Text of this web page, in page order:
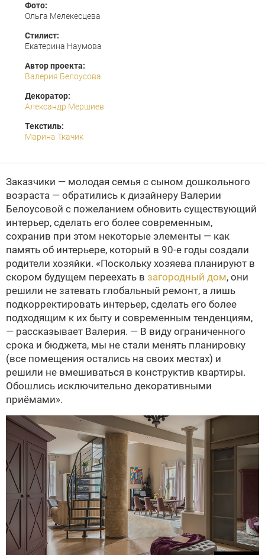
Фото:
Ольга Мелекесцева
Стилист:
Екатерина Наумова
Автор проекта:
Валерия Белоусова
Декоратор:
Александр Мершиев
Текстиль:
Марина Ткачик
Заказчики — молодая семья с сыном дошкольного
возраста — обратились к дизайнеру Валерии
Белоусовой с пожеланием обновить существующий
интерьер, сделать его более современным,
сохранив при этом некоторые элементы — как
память об интерьере, который в 90-е годы создали
родители хозяйки. «Поскольку хозяева планируют в
скором будущем переехать в загородный дом, они
решили не затевать глобальный ремонт, а лишь
подкорректировать интерьер, сделать его более
подходящим к их быту и современным тенденциям,
— рассказывает Валерия. — В виду ограниченного
срока и бюджета, мы не стали менять планировку
(все помещения остались на своих местах) и
решили не вмешиваться в конструктив квартиры.
Обошлись исключительно декоративными
приёмами».